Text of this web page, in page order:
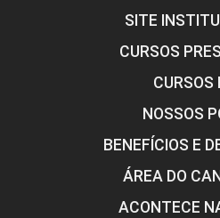
SITE
CURSOS
CURSOS
NOSSOS
BENEFÍCIOS E
ÁREA DO
ACONTECE